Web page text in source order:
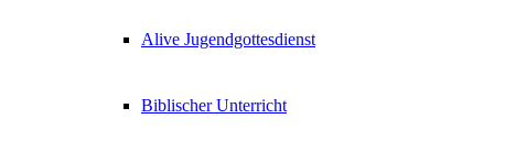
Alive Jugendgottesdienst
Biblischer Unterricht